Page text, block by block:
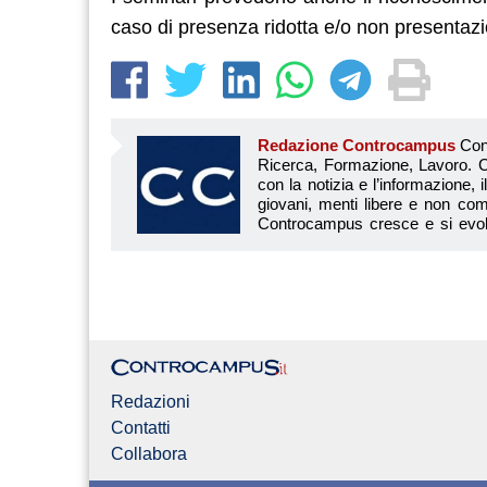
caso di presenza ridotta e/o non
Redazione Controcampus Controcampus è Il magazine più letto dai giovani su: Scuola, Università, Ricerca, Formazione, Lavoro. Controcampus nasce nell’ottobre 2001 con la missione di affiancare con la notizia e l’informazione, il mondo dell’istruzione e dell’università. Il suo cuore pulsante sono i giovani, menti libere e non compromesse da nessun interesse di parte. Il progetto è ambizioso e Controcampus cresce e si evolve arricchendo il proprio staff con nuovi giovani vogliosi di
Redazioni
Contatti
Collabora